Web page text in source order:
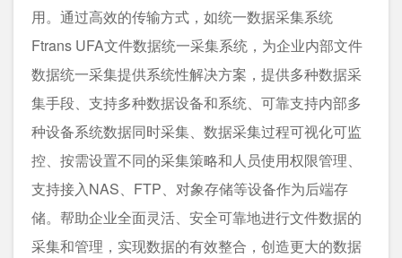
用。通过高效的传输方式，如统一数据采集系统
Ftrans UFA⽂件数据统⼀采集系统，为企业内部⽂件
数据统⼀采集提供系统性解决方案，提供多种数据采
集手段、支持多种数据设备和系统、可靠⽀持内部多
种设备系统数据同时采集、数据采集过程可视化可监
控、按需设置不同的采集策略和人员使用权限管理、
⽀持接⼊NAS、FTP、对象存储等设备作为后端存
储。帮助企业全面灵活、安全可靠地进行文件数据的
采集和管理，实现数据的有效整合，创造更⼤的数据